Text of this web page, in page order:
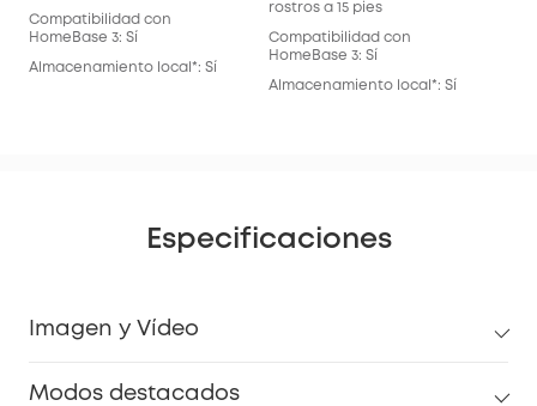
Compatibilidad con
HomeBase 3: Sí
Almacenamiento local*: Sí
rostros a 15 pies
Compatibilidad con
HomeBase 3: Sí
Almacenamiento local*: Sí
Especificaciones
Imagen y Vídeo
Modos destacados